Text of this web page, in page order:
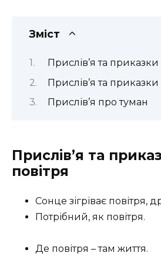
Зміст
Прислів’я та
Прислів’я та
Прислів’я про туман
Прислів’я та
повітря
Сонце зігріває повітря,
Потрібний, як повітря.
Де повітря – там життя.